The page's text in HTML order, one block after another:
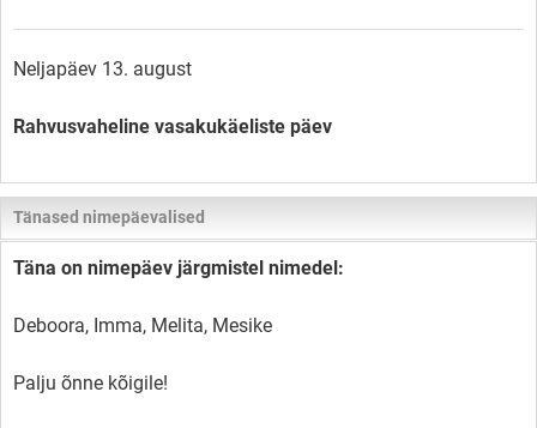
Neljapäev 13. august
Rahvusvaheline vasakukäeliste päev
Tänased nimepäevalised
Täna on nimepäev järgmistel nimedel:
Deboora, Imma, Melita, Mesike
Palju õnne kõigile!